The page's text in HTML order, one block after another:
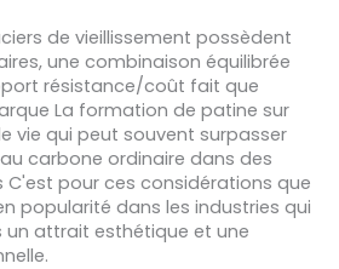
de vieillissement possèdent
une combinaison équilibrée
résistance/coût fait que
La formation de patine sur
vie qui peut souvent surpasser
carbone ordinaire dans des
C'est pour ces considérations que
popularité dans les industries qui
attrait esthétique et une